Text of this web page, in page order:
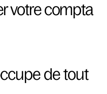
votre compta
de tout